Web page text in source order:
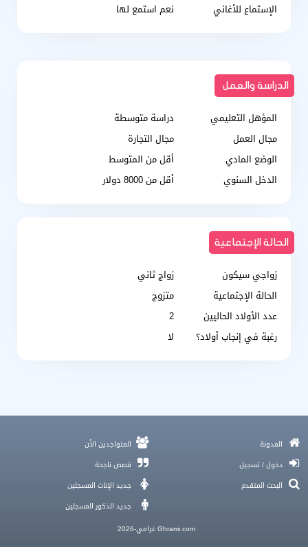
الإستماع للأغاني
نعم استمع لها
الدراسة والعمل
المؤهل التعليمي
دراسة متوسطة
مجال العمل
مجال التجارة
الوضع المادي
أقل من المتوسط
الدخل السنوي
أقل من 8000 دولار
الحالة الإجتماعية
زواجي سيكون
زواج ثاني
الحالة الإجتماعية
متزوج
عدد الأولاد الحاليين
2
رغبة في إنجاب أولاد؟
لا
تطبيقات الزواج والخطّابة و وين ألقى شريك العمر؟
نصائح لزواج سعيد وناجح
افضل برنامج للتواصل مع اجانب , تطبيق غرامي للتعارف
هل تجدين نفسكِ وحدكِ؟ قصص نساء وجدن الحب والزواج من جديد
المدونة
دخول / تسجيل
البحث المتقدم
المتواجدين الأن
قصص ناجحة
جديد الإناث المسجلين
جديد الذكور المسجلين
Ghrami.com غرامي-2026